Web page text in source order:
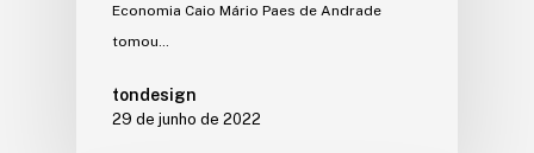
Economia Caio Mário Paes de Andrade
tomou…
tondesign
29 de junho de 2022